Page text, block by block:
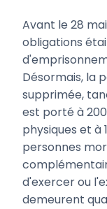
Avant le 28
obligations
Désormais, la
supprimée,
est porté à
physiques et à
personnes
d'exercer ou
demeurent